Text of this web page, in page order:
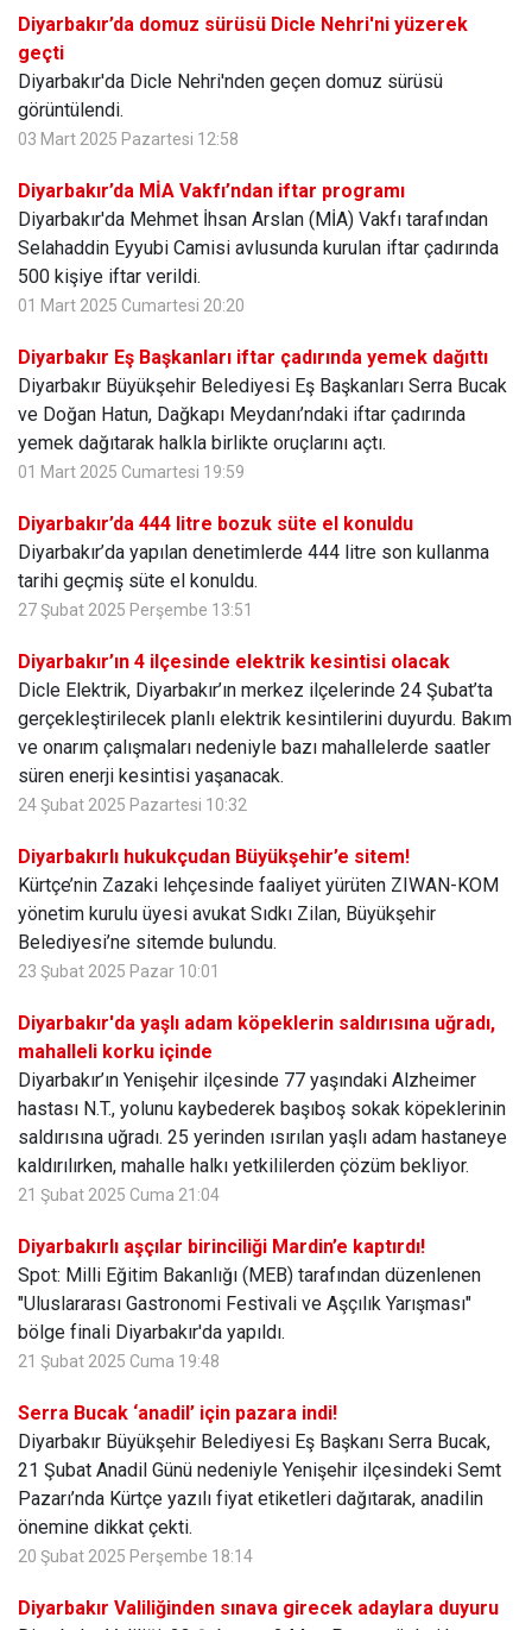
Diyarbakır’da domuz sürüsü Dicle Nehri'ni yüzerek
geçti
Diyarbakır'da Dicle Nehri'nden geçen domuz sürüsü
görüntülendi.
03 Mart 2025 Pazartesi 12:58
Diyarbakır’da MİA Vakfı’ndan iftar programı
Diyarbakır'da Mehmet İhsan Arslan (MİA) Vakfı tarafından
Selahaddin Eyyubi Camisi avlusunda kurulan iftar çadırında
500 kişiye iftar verildi.
01 Mart 2025 Cumartesi 20:20
Diyarbakır Eş Başkanları iftar çadırında yemek dağıttı
Diyarbakır Büyükşehir Belediyesi Eş Başkanları Serra Bucak
ve Doğan Hatun, Dağkapı Meydanı’ndaki iftar çadırında
yemek dağıtarak halkla birlikte oruçlarını açtı.
01 Mart 2025 Cumartesi 19:59
Diyarbakır’da 444 litre bozuk süte el konuldu
Diyarbakır’da yapılan denetimlerde 444 litre son kullanma
tarihi geçmiş süte el konuldu.
27 Şubat 2025 Perşembe 13:51
Diyarbakır’ın 4 ilçesinde elektrik kesintisi olacak
Dicle Elektrik, Diyarbakır’ın merkez ilçelerinde 24 Şubat’ta
gerçekleştirilecek planlı elektrik kesintilerini duyurdu. Bakım
ve onarım çalışmaları nedeniyle bazı mahallelerde saatler
süren enerji kesintisi yaşanacak.
24 Şubat 2025 Pazartesi 10:32
Diyarbakırlı hukukçudan Büyükşehir’e sitem!
Kürtçe’nin Zazaki lehçesinde faaliyet yürüten ZIWAN-KOM
yönetim kurulu üyesi avukat Sıdkı Zilan, Büyükşehir
Belediyesi’ne sitemde bulundu.
23 Şubat 2025 Pazar 10:01
Diyarbakır'da yaşlı adam köpeklerin saldırısına uğradı,
mahalleli korku içinde
Diyarbakır’ın Yenişehir ilçesinde 77 yaşındaki Alzheimer
hastası N.T., yolunu kaybederek başıboş sokak köpeklerinin
saldırısına uğradı. 25 yerinden ısırılan yaşlı adam hastaneye
kaldırılırken, mahalle halkı yetkililerden çözüm bekliyor.
21 Şubat 2025 Cuma 21:04
Diyarbakırlı aşçılar birinciliği Mardin’e kaptırdı!
Spot: Milli Eğitim Bakanlığı (MEB) tarafından düzenlenen
"Uluslararası Gastronomi Festivali ve Aşçılık Yarışması"
bölge finali Diyarbakır'da yapıldı.
21 Şubat 2025 Cuma 19:48
Serra Bucak ‘anadil’ için pazara indi!
Diyarbakır Büyükşehir Belediyesi Eş Başkanı Serra Bucak,
21 Şubat Anadil Günü nedeniyle Yenişehir ilçesindeki Semt
Pazarı’nda Kürtçe yazılı fiyat etiketleri dağıtarak, anadilin
önemine dikkat çekti.
20 Şubat 2025 Perşembe 18:14
Diyarbakır Valiliğinden sınava girecek adaylara duyuru